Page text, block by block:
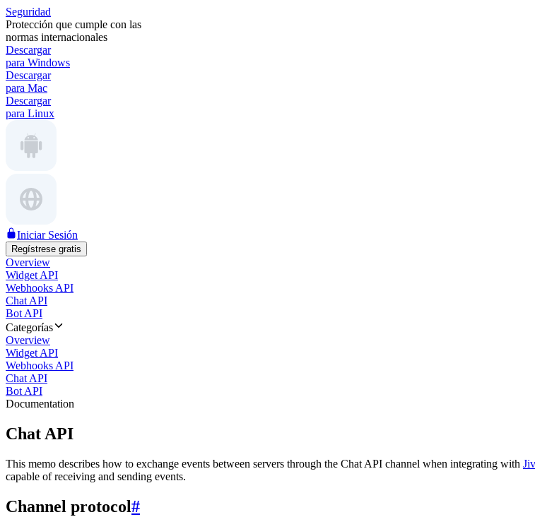
Seguridad
Protección que cumple con las
normas internacionales
Descargar
para Windows
Descargar
para Mac
Descargar
para Linux
Iniciar Sesión
Regístrese gratis
Overview
Widget API
Webhooks API
Chat API
Bot API
Categorías
Overview
Widget API
Webhooks API
Chat API
Bot API
Documentation
Chat API
This memo describes how to exchange events between servers through the Chat API channel when integrating with
capable of receiving and sending events.
Channel protocol#